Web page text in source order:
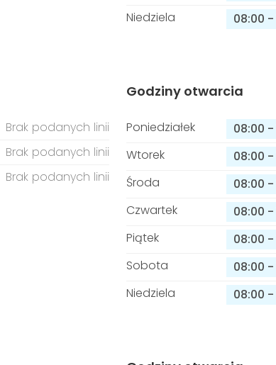
Niedziela
08:00 -
Brak podanych linii
Brak podanych linii
Brak podanych linii
Godziny otwarcia
Poniedziałek 08:00 -
Wtorek
08:00 -
Środa
08:00 -
Czwartek
08:00 -
Piątek
08:00 -
Sobota
08:00 -
Niedziela
08:00 -